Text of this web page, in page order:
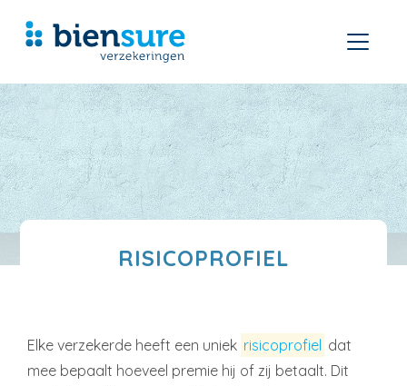
RISICOPROFIEL
Elke verzekerde heeft een uniek risicoprofiel dat
mee bepaalt hoeveel premie hij of zij betaalt. Dit